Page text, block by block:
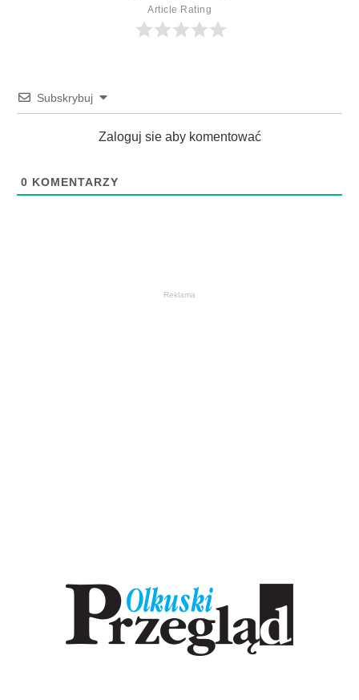
Article Rating
Subskrybuj
Zaloguj sie aby komentować
0 KOMENTARZY
Reklama